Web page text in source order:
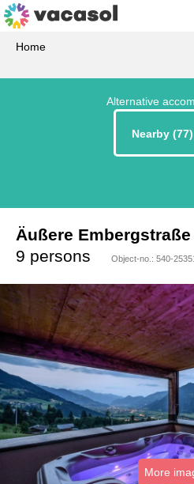
Home
Alternative
Nearby (77)
Äußere Embergstraße
9 persons Object-no.: 540-
More